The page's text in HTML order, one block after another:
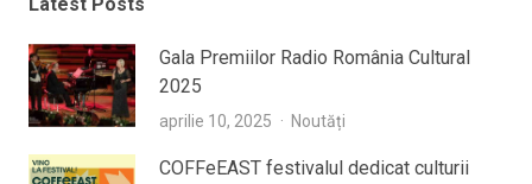
Gala Premiilor Radio România Cultural
2025
aprilie 10, 2025 Noutăți
COFFeEAST festivalul dedicat culturii